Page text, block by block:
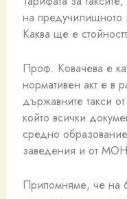
на предучилищното
Каква ще е
Проф. Ковачева е
нормативен акт е в
държавните такси
който всички
средно
заведения и от МОН
Припомняме, че на